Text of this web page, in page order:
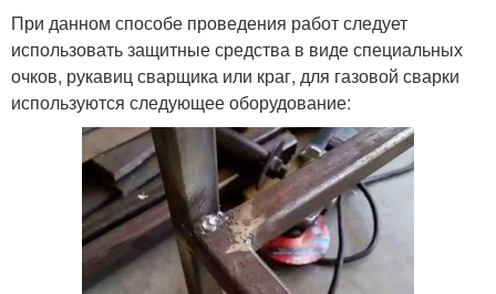
При данном способе проведения работ следует
использовать защитные средства в виде специальных
очков, рукавиц сварщика или краг, для газовой сварки
используются следующее оборудование: